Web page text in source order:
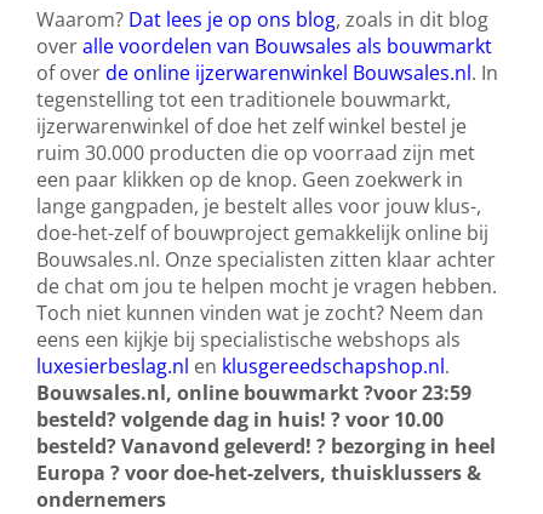
Waarom? Dat lees je op ons blog, zoals in dit blog
overalle voordelen van Bouwsales als bouwmarkt
of overde online ijzerwarenwinkel Bouwsales.nl. In
tegenstelling tot een traditionele bouwmarkt,
ijzerwarenwinkel of doe het zelf winkel bestel je
ruim 30.000 producten die op voorraad zijn met
een paar klikken op de knop. Geen zoekwerk in
lange gangpaden, je bestelt alles voor jouw klus-,
doe-het-zelf of bouwproject gemakkelijk online bij
Bouwsales.nl. Onze specialisten zitten klaar achter
de chat om jou te helpen mocht je vragen hebben.
Toch niet kunnen vinden wat je zocht? Neem dan
eens een kijkje bij specialistische webshops als
luxesierbeslag.nl en klusgereedschapshop.nl.
Bouwsales.nl, online bouwmarkt ?voor 23:59
besteld? volgende dag in huis! ? voor 10.00
besteld? Vanavond geleverd! ? bezorging in heel
Europa ? voor doe-het-zelvers, thuisklussers &
ondernemers